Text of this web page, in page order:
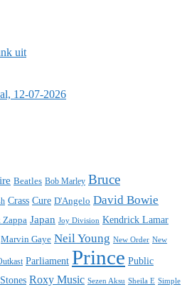
uit
12-07-2026
Beatles Bob Marley Bruce
Crass Cure D'Angelo David Bowie
Zappa Japan Joy Division Kendrick Lamar
Marvin Gaye Neil Young New Order New
Parliament Prince Public
Roxy Music Sezen Aksu Sheila E Simple